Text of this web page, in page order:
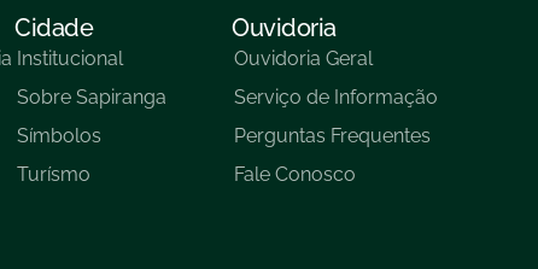
Cidade
Institucional
Sobre Sapiranga
Símbolos
Turísmo
Ouvidoria
Ouvidoria Geral
Serviço de Informação
Perguntas Frequentes
Fale Conosco